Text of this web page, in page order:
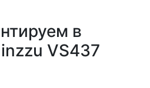
в
VS437